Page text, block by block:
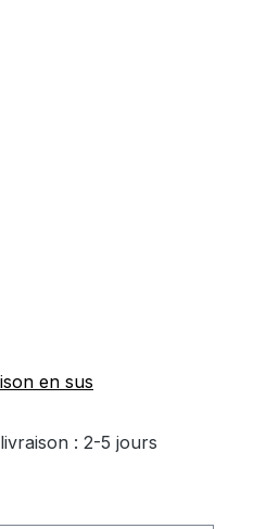
en sus
: 2-5 jours